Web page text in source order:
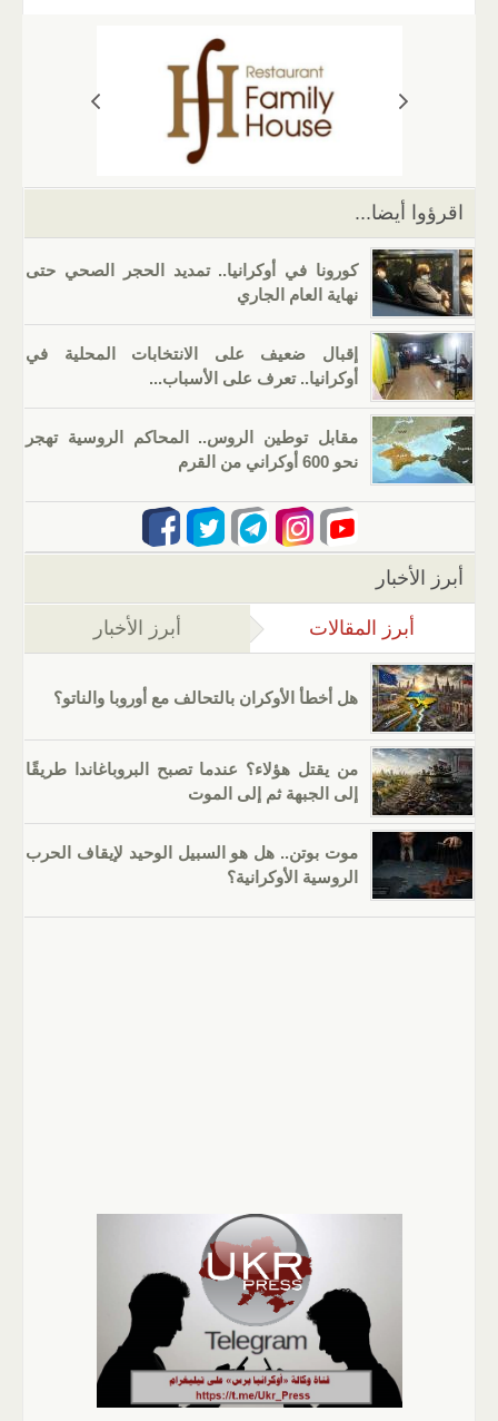
k
dI
n
er
a
m
s
A
p
اقرؤوا أيضا...
كورونا في أوكرانيا.. تمديد الحجر الصحي حتى
نهاية العام الجاري
إقبال ضعيف على الانتخابات المحلية في
أوكرانيا.. تعرف على الأسباب...
مقابل توطين الروس.. المحاكم الروسية تهجر
نحو 600 أوكراني من القرم
أبرز الأخبار
أبرز المقالات (علامة التبويب النشطة)
أبرز الأخبار
هل أخطأ الأوكران بالتحالف مع أوروبا والناتو؟
من يقتل هؤلاء؟ عندما تصبح البروباغاندا طريقًا
إلى الجبهة ثم إلى الموت
موت بوتن.. هل هو السبيل الوحيد لإيقاف الحرب
الروسية الأوكرانية؟